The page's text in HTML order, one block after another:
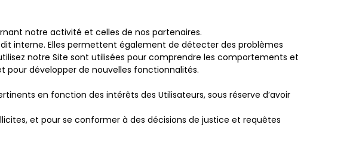
notre activité et celles de nos partenaires.
interne. Elles permettent également de détecter des problèmes
notre Site sont utilisées pour comprendre les comportements et
pour développer de nouvelles fonctionnalités.
en fonction des intérêts des Utilisateurs, sous réserve d’avoir
et pour se conformer à des décisions de justice et requêtes